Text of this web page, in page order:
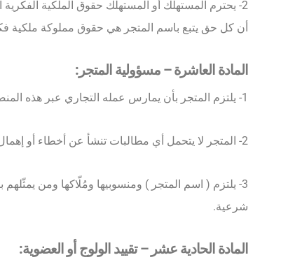
2- يحترم المستهلك أو المستهلك حقوق الملكية
أن كل حق يتبع باسم المتجر هي حقوق مملوكة ملكية
المادة العاشرة – مسؤولية المتجر:
1- يلتزم المتجر بأن يمارس عمله التجاري عبر هذه المنصة الالكترونية بشكل نظامي ووفقاً للأنظمة المعمول بها في المملكة العربية السعودية، ووفقاً لأحكام هذه الاتفاقية.
2- المتجر لا يتحمل أي مطالبات تنشأ عن أخطاء أو إهمال ، سواء كانت ناتجة بشكل مباشر أو غير مباشر أو اعرضي أو عن طريق المستهلك أو عن طريق طرف ثالث مثل شركات الشحن.
3- يلتزم ( اسم المتجر ) ومنسوبيها ومُلّاكها ومن
شرعية.
المادة الحادية عشر – تقييد الولوج أو العضوية: